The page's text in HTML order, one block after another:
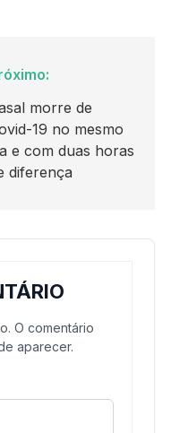
morre de
19 no mesmo
e com duas horas
diferença
O comentário
aparecer.